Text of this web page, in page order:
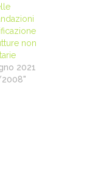
non
2021
2008"